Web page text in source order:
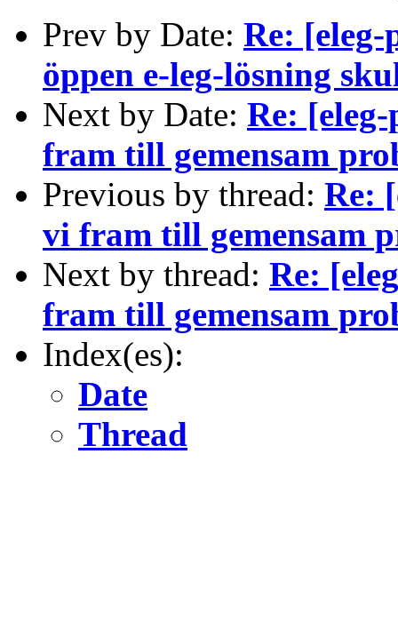
Prev by Date: Re:
öppen e-leg-lösning
Next by Date: Re:
fram till gemensam
Previous by thread: Re:
vi fram till gemensam
Next by thread: Re:
fram till gemensam
Index(es):
Date
Thread